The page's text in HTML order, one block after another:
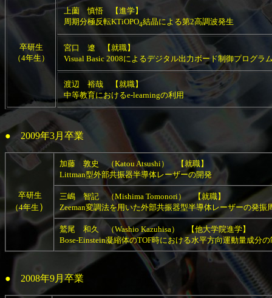
卒研生
（4年生）
上薗 慎悟 【進学】
周期分極反転KTiOPO4結晶による第2高調波発生
宮口 遼 【就職】
Visual Basic 2008によるデジタル出力ボード制御プログラ
渡辺 裕哉 【就職】
中等教育におけるe-learningの利用
● 2009年3月卒業
卒研生
（4年生 ）
加藤 敦史 （Katou Atsushi） 【就職】
Littman型外部共振器半導体レーザーの開発
三嶋 智記 （Mishima Tomonori） 【就職】
Zeeman変調法を用いた外部共振器型半導体レーザーの発振
鷲尾 和久 （Washio Kazuhisa） 【他大学院進学】
Bose-Einstein凝縮体のTOF時における水平方向運動量成分
● 2008年9月卒業